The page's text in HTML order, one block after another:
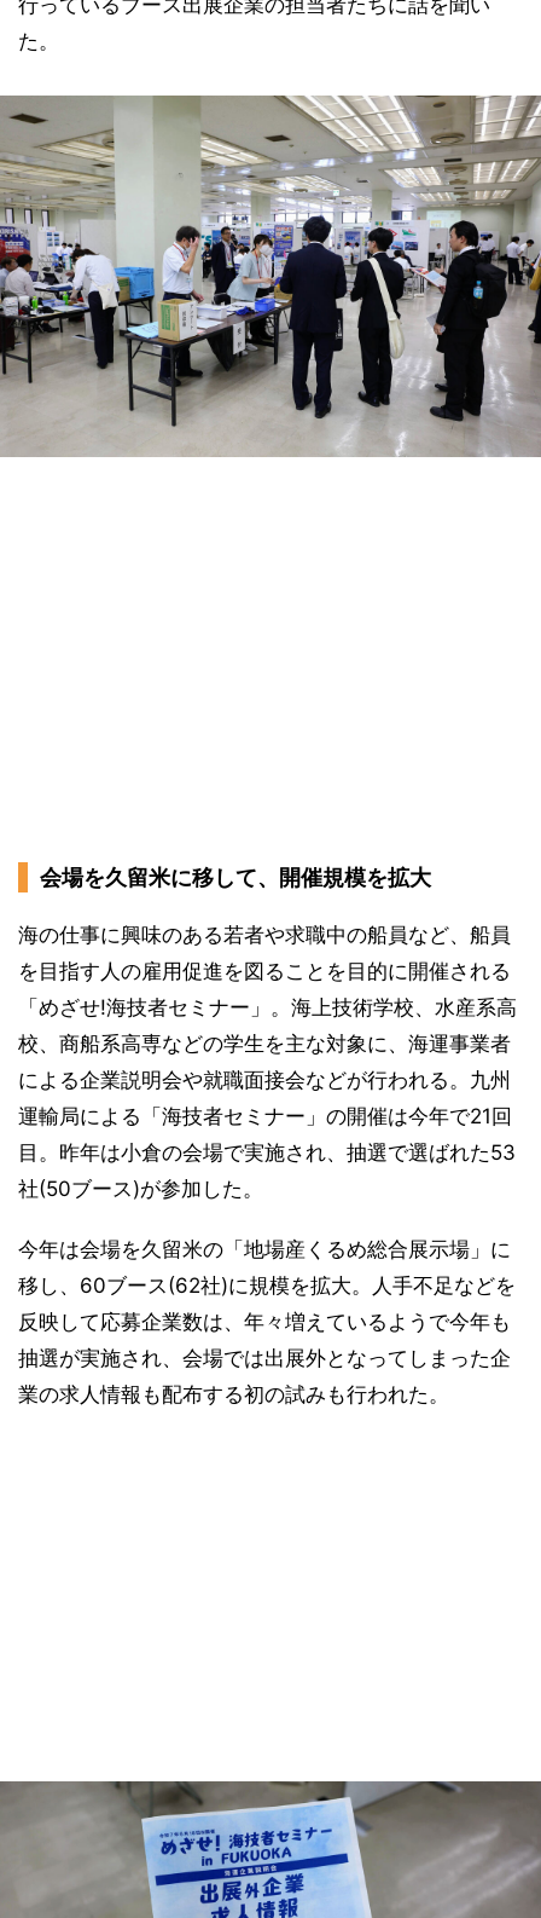
行っているブース出展企業の担当者たちに話を聞い
た。
会場を久留米に移して、開催規模を拡大
海の仕事に興味のある若者や求職中の船員など、船員
を目指す人の雇用促進を図ることを目的に開催される
「めざせ!海技者セミナー」。海上技術学校、水産系高
校、商船系高専などの学生を主な対象に、海運事業者
による企業説明会や就職面接会などが行われる。九州
運輸局による「海技者セミナー」の開催は今年で21回
目。昨年は小倉の会場で実施され、抽選で選ばれた53
社(50ブース)が参加した。
今年は会場を久留米の「地場産くるめ総合展示場」に
移し、60ブース(62社)に規模を拡大。人手不足などを
反映して応募企業数は、年々増えているようで今年も
抽選が実施され、会場では出展外となってしまった企
業の求人情報も配布する初の試みも行われた。